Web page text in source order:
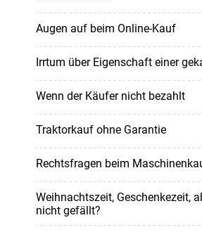
Augen auf beim Online-Kauf
Irrtum über Eigenschaft einer
Wenn der Käufer nicht bezahlt
Traktorkauf ohne Garantie
Rechtsfragen beim
Weihnachtszeit, Geschenkezeit,
nicht gefällt?